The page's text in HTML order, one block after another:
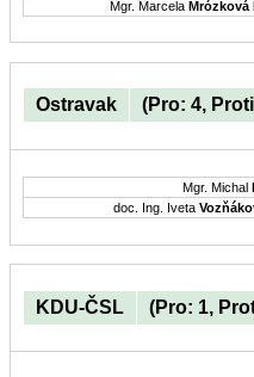
Mgr. Marcela Mrózková
Ostravak (Pro: 4,
Mgr. Michal
doc. Ing. Iveta
KDU-ČSL (Pro: 1,